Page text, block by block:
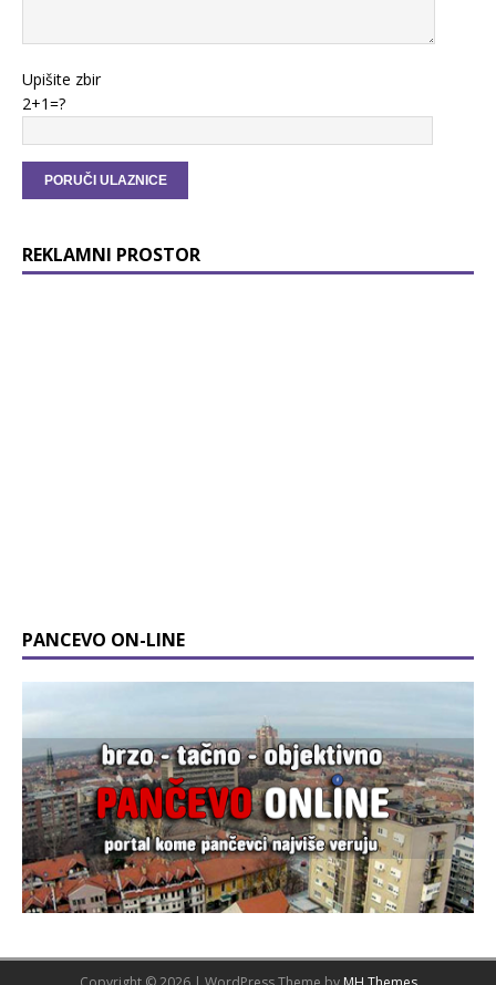
Upišite zbir
2+1=?
REKLAMNI PROSTOR
PANCEVO ON-LINE